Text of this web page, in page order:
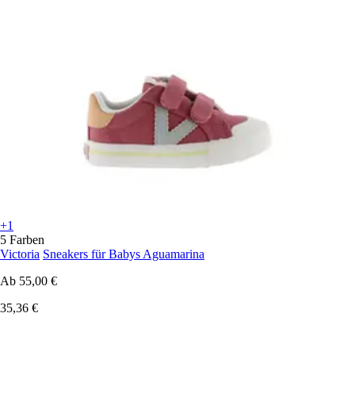
+1
5 Farben
Victoria Sneakers für Babys Aguamarina
Ab 55,00 €
35,36 €